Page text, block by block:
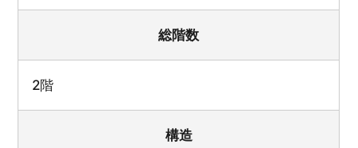
総階数
2階
構造